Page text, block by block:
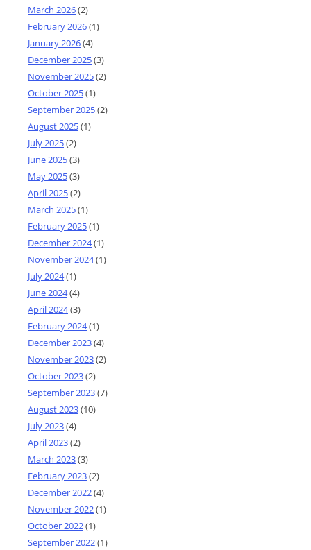
March 2026(2)
February 2026(1)
January 2026(4)
December 2025(3)
November 2025(2)
October 2025(1)
September 2025(2)
August 2025(1)
July 2025(2)
June 2025(3)
May 2025(3)
April 2025(2)
March 2025(1)
February 2025(1)
December 2024(1)
November 2024(1)
July 2024(1)
June 2024(4)
April 2024(3)
February 2024(1)
December 2023(4)
November 2023(2)
October 2023(2)
September 2023(7)
August 2023(10)
July 2023(4)
April 2023(2)
March 2023(3)
February 2023(2)
December 2022(4)
November 2022(1)
October 2022(1)
September 2022(1)